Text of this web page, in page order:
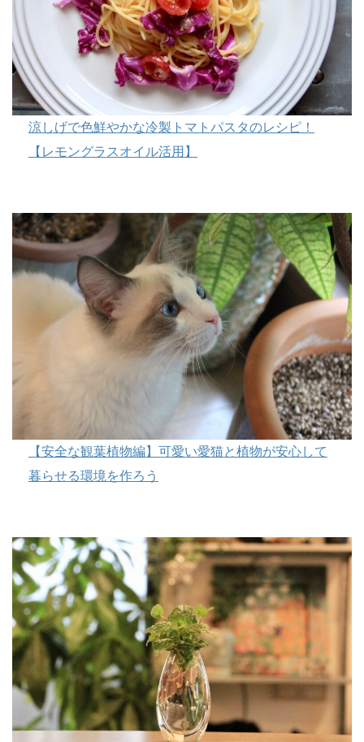
涼しげで色鮮やかな冷製トマトパスタのレシピ！
【レモングラスオイル活用】
【安全な観葉植物編】可愛い愛猫と植物が安心して
暮らせる環境を作ろう